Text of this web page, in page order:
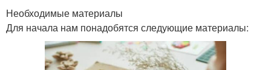
Необходимые материалы
Для начала нам понадобятся следующие материалы: